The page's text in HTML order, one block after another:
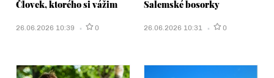
Človek, ktorého si vážim
26.06.2026 10:39 0
Salemské bosorky
26.06.2026 10:31 0